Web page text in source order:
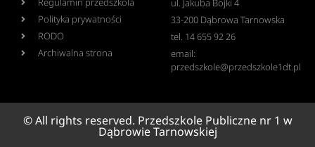
Regulamin przedszkola
Polityka prywatności
RODO
Archiwalna strona
ul. Jakuba Bojki 4
33-200 Dąbrowa Tarnowska
tel. 14 655 92 26
email:
przedszkole@przedszkole1dt.pl
© All rights reserved. Przedszkole Publiczne nr 1 w
Dąbrowie Tarnowskiej